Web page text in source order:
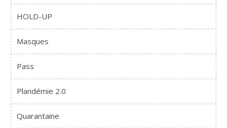
HOLD-UP
Masques
Pass
Plandémie 2.0
Quarantaine